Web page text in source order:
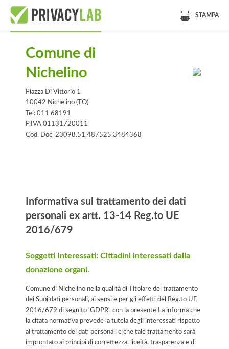
STAMPA
Comune di
Nichelino
Piazza Di Vittorio 1
10042 Nichelino (TO)
Tel: 011 68191
P.IVA 01131720011
Cod. Doc. 23098.51.487525.3484368
Informativa sul trattamento dei dati
personali ex artt. 13-14 Reg.to UE
2016/679
Soggetti Interessati: Cittadini interessati dalla
donazione organi.
Comune di Nichelino nella qualità di Titolare del trattamento
dei Suoi dati personali, ai sensi e per gli effetti del Reg.to UE
2016/679 di seguito 'GDPR', con la presente La informa che
la citata normativa prevede la tutela degli interessati rispetto
al trattamento dei dati personali e che tale trattamento sarà
improntato ai principi di correttezza, liceità, trasparenza e di